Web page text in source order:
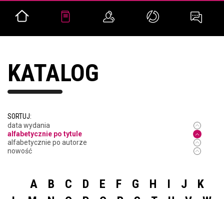
KATALOG
SORTUJ:
data wydania
alfabetycznie po tytule
alfabetycznie po autorze
nowość
A B C D E F G H I J
K